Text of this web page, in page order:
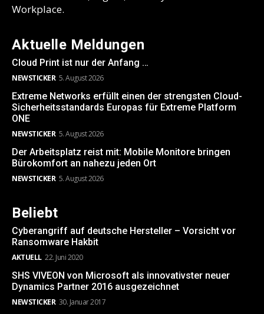
Workplace.
Aktuelle Meldungen
Cloud Print ist nur der Anfang …
NEWSTICKER 5. August 2026
Extreme Networks erfüllt einen der strengsten Cloud-
Sicherheitsstandards Europas für Extreme Platform
ONE
NEWSTICKER 5. August 2026
Der Arbeitsplatz reist mit: Mobile Monitore bringen
Bürokomfort an nahezu jeden Ort
NEWSTICKER 5. August 2026
Beliebt
Cyberangriff auf deutsche Hersteller – Vorsicht vor
Ransomware Hakbit
AKTUELL 22. Juni 2020
SHS VIVEON von Microsoft als innovativster neuer
Dynamics Partner 2016 ausgezeichnet
NEWSTICKER 30. Januar 2017